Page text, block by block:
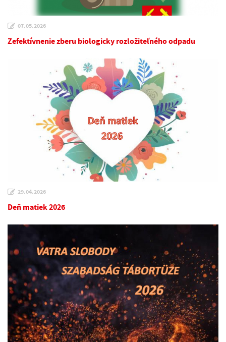
07.05.2026
Zefektívnenie zberu biologicky rozložiteľného odpadu
29.04.2026
Deň matiek 2026